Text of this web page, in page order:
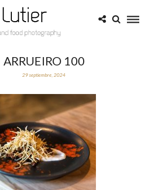
ARRUEIRO 100
29 septiembre, 2024